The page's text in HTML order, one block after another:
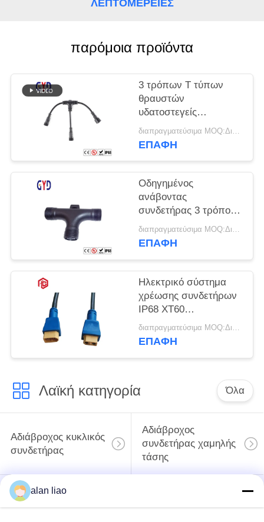
ΛΕΠΤΟΜΈΡΕΙΕΣ
παρόμοια προϊόντα
3 τρόπων Τ τύπων
θραυστών
υδατοστεγείς
καλωδίων συνδετήρες
καλωδίων συνδετήρων
διαπραγματεύσιμα MOQ:Διαπραγματεύσιμος
ΕΠΑΦΉ
Οδηγημένος
ανάβοντας
συνδετήρας 3 τρόπος
2 3 καλωδίων βιδών
υδατοστεγής τύπος 4
διαπραγματεύσιμα MOQ:Διαπραγματεύσιμος
ΕΠΑΦΉ
Ηλεκτρικό σύστημα
χρέωσης συνδετήρων
IP68 XT60
υδατοστεγής υποδοχή
βουλωμάτων
διαπραγματεύσιμα MOQ:Διαπραγματεύσιμος
ΕΠΑΦΉ
Λαϊκή κατηγορία Όλα
Αδιάβροχος κυκλικός
συνδετήρας
Αδιάβροχος
συνδετήρας χαμηλής
τάσης
Αδιάβροχος
συνδετήρας
alan liao